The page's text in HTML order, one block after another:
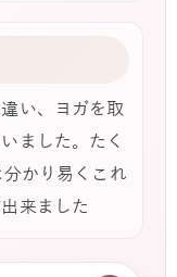
い、ヨガを取
ました。たく
かり易くこれ
来ました